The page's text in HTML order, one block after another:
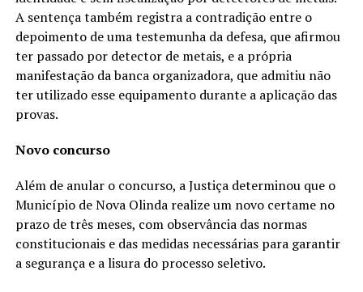
A sentença também registra a contradição entre o
depoimento de uma testemunha da defesa, que afirmou
ter passado por detector de metais, e a própria
manifestação da banca organizadora, que admitiu não
ter utilizado esse equipamento durante a aplicação das
provas.
Novo concurso
Além de anular o concurso, a Justiça determinou que o
Município de Nova Olinda realize um novo certame no
prazo de três meses, com observância das normas
constitucionais e das medidas necessárias para garantir
a segurança e a lisura do processo seletivo.